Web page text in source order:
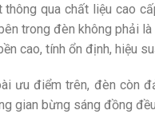
thông qua chất liệu cao
trong đèn không phải
cao, tính ổn định, hiệu
ưu điểm trên, đèn còn
gian bừng sáng đồng